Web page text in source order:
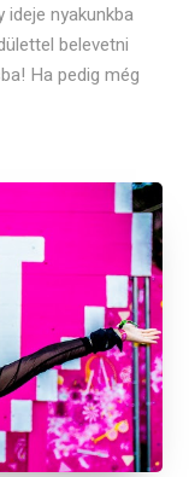
nyakunkba
belevetni
Ha pedig még